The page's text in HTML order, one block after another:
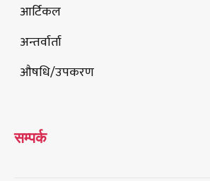
आर्टिकल
अन्तर्वार्ता
औषधि/उपकरण
सम्पर्क